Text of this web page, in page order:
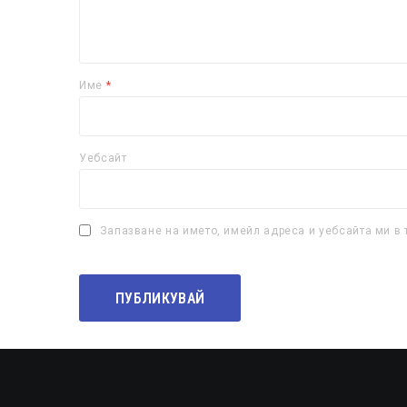
Име *
Уебсайт
Запазване на името, имейл адреса и уебсайта ми в